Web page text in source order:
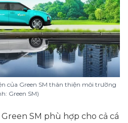
của Green SM thân thiện môi trường
Green SM)
SM phù hợp cho cả cá